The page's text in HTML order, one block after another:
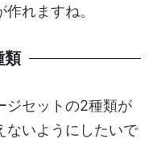
れますね。
類
ジセットの2種類が
ないようにしたいで